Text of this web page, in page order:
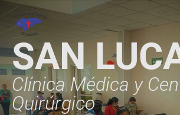
SAN
Clínica Médica y
Quirúrgico